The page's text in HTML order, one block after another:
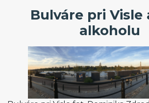
Bulváre pri Visle
alkoholu